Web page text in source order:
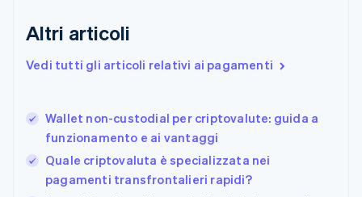
Altri articoli
Vedi tutti gli articoli relativi ai pagamenti
Wallet non-custodial per criptovalute: guida a
funzionamento e ai vantaggi
Quale criptovaluta è specializzata nei
pagamenti transfrontalieri rapidi?
EnglishSvenska
FrançaisEnglish
Giappone
日本語English
English
Grecia